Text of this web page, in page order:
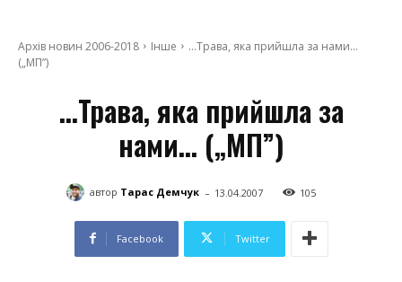
Архів новин 2006-2018 Інше
...Трава, яка прийшла за нами...
(„МП”)
…Трава, яка прийшла за
нами… („МП”)
автор Тарас Демчук - 13.04.2007 105
Facebook Twitter